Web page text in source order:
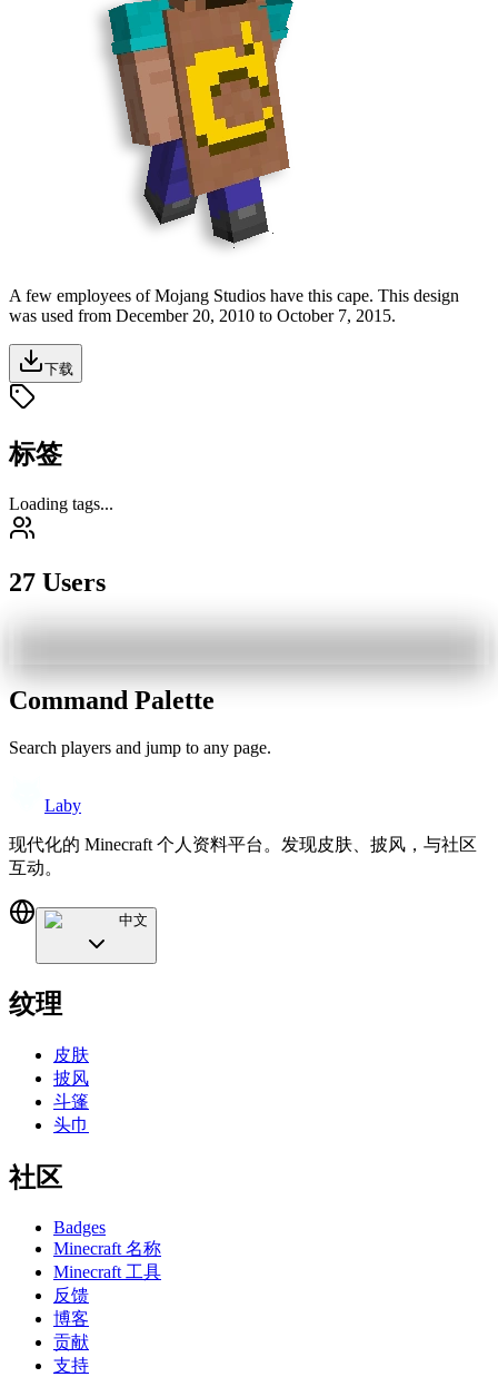
A few employees of Mojang Studios have this cape. This design
was used from December 20, 2010 to October 7, 2015.
下载
标签
Loading tags...
27 Users
Command Palette
Search players and jump to any page.
Laby
现代化的 Minecraft 个人资料平台。发现皮肤、披风，与社区
互动。
中文
纹理
皮肤
披风
斗篷
头巾
社区
Badges
Minecraft 名称
Minecraft 工具
反馈
博客
贡献
支持